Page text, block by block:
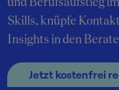
Skills, knüpfe
Insights in den
Jetzt kostenfrei